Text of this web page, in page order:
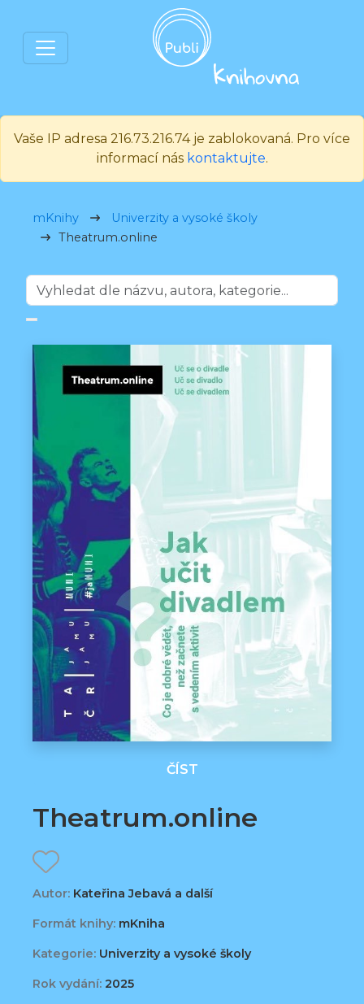
Vaše IP adresa 216.73.216.74 je zablokovaná. Pro více
informací nás kontaktujte.
mKnihy
Univerzity a vysoké školy
Theatrum.online
ČÍST
Theatrum.online
Autor: Kateřina Jebavá a další
Formát knihy: mKniha
Kategorie: Univerzity a vysoké školy
Rok vydání: 2025